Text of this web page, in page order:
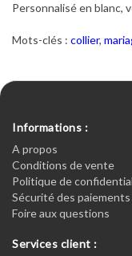
Personnalisé en blanc,
Mots-clés : collier,
Informations :
A propos
Conditions de vente
Politique de
Sécurité des paiements
Foire aux questions
Services client :